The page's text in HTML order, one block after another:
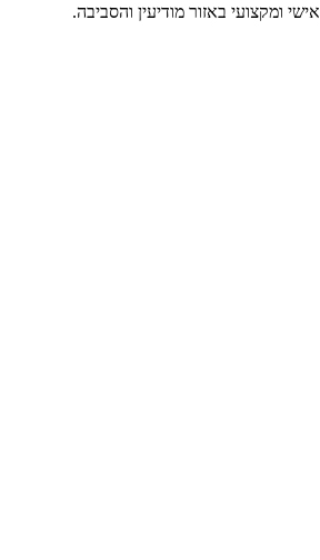
ומקצועי באזור מודיעין והסביבה.